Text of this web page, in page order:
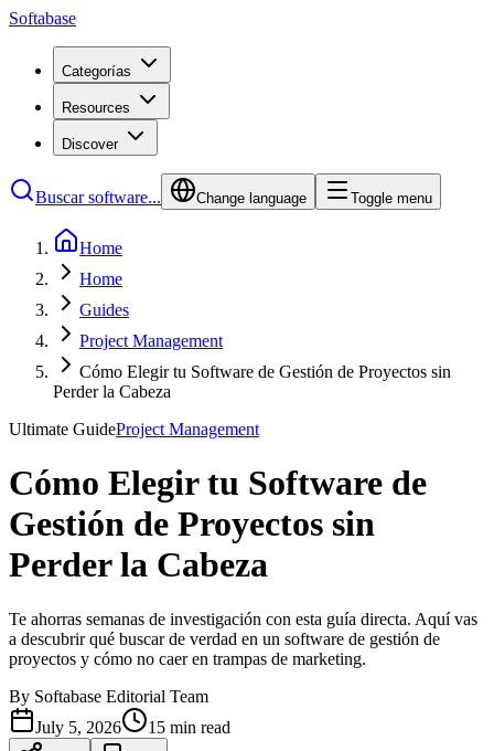
Softabase
Categorías
Resources
Discover
Buscar software... Change language Toggle menu
Home
Home
Guides
Project Management
Cómo Elegir tu Software de Gestión de Proyectos sin
Perder la Cabeza
Ultimate GuideProject Management
Cómo Elegir tu Software de
Gestión de Proyectos sin
Perder la Cabeza
Te ahorras semanas de investigación con esta guía directa. Aquí vas
a descubrir qué buscar de verdad en un software de gestión de
proyectos y cómo no caer en trampas de marketing.
By Softabase Editorial Team
July 5, 2026
15 min read